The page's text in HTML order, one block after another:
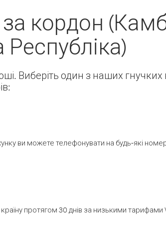
кордон
Виберіть один з наших гнучких
ви можете телефонувати на будь-які
протягом 30 днів за низькими тарифами